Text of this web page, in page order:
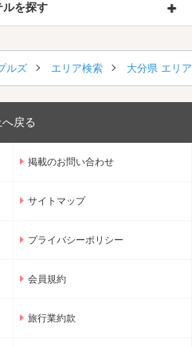
ルを探す
ルズ エリア検索 大分県 エリ
戻る
掲載のお問い合わせ
サイトマップ
プライバシーポリシー
会員規約
旅行業約款